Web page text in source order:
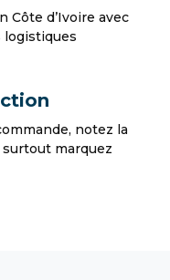
Côte d’Ivoire avec
logistiques
notez la
marquez